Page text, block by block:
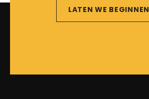
LATEN WE BEGINNEN